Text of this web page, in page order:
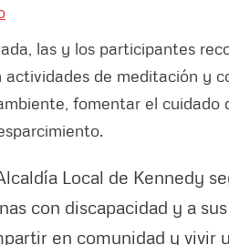
las y los participantes
actividades de meditación y
fomentar el
Local de Kennedy
con discapacidad y a
en comunidad y vivir